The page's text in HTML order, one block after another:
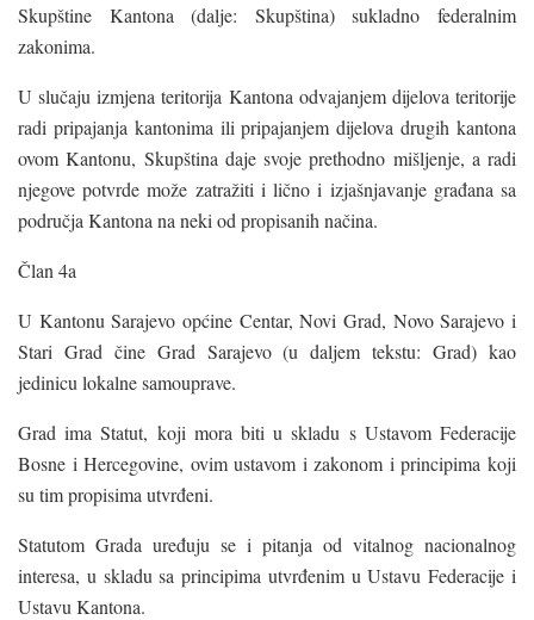
Skupštine Kantona (dalje: Skupština) sukladno federalnim
zakonima.
U slučaju izmjena teritorija Kantona odvajanjem dijelova teritorije
radi pripajanja kantonima ili pripajanjem dijelova drugih kantona
ovom Kantonu, Skupština daje svoje prethodno mišljenje, a radi
njegove potvrde može zatražiti i lično i izjašnjavanje građana sa
područja Kantona na neki od propisanih načina.
Član 4a
U Kantonu Sarajevo općine Centar, Novi Grad, Novo Sarajevo i
Stari Grad čine Grad Sarajevo (u daljem tekstu: Grad) kao
jedinicu lokalne samouprave.
Grad ima Statut, koji mora biti u skladu s Ustavom Federacije
Bosne i Hercegovine, ovim ustavom i zakonom i principima koji
su tim propisima utvrđeni.
Statutom Grada uređuju se i pitanja od vitalnog nacionalnog
interesa, u skladu sa principima utvrđenim u Ustavu Federacije i
Ustavu Kantona.